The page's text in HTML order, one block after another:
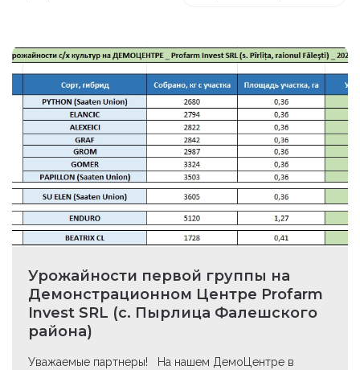
Урожайности первой группы на
Демонстрационном Центре Profarm
Invest SRL (с. Пырлица Фалешского
района)
Уважаемые партнеры! На нашем ДемоЦентре в